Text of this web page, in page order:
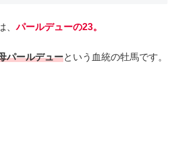
、パールデューの23。
パールデューという血統の牡馬です。